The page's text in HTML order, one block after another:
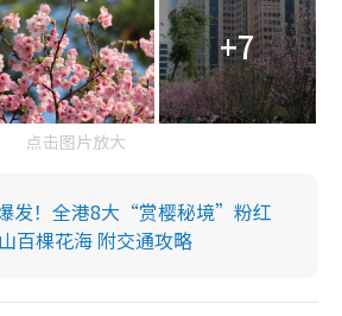
+7
点击图片放大
发！全港8大“赏樱秘境”粉红
百棵花海 附交通攻略